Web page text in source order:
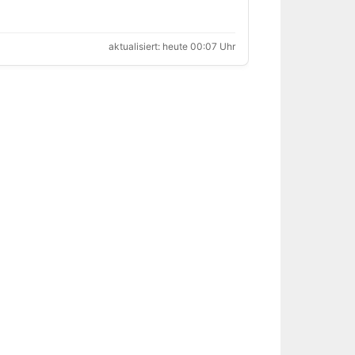
aktualisiert: heute 00:07 Uhr